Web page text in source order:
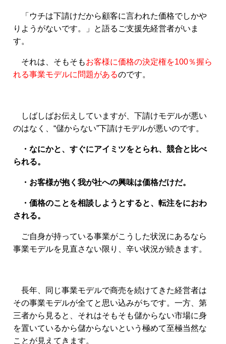
「ウチは下請けだから顧客に言われた価格でしかや
りようがないです。」と語るご支援先経営者がいま
す。
それは、そもそもお客様に価格の決定権を100％握ら
れる事業モデルに問題があるのです。
しばしばお伝えしていますが、下請けモデルが悪い
のはなく、“儲からない”下請けモデルが悪いのです。
・なにかと、すぐにアイミツをとられ、競合と比べ
られる。
・お客様が抱く我が社への興味は価格だけだ。
・価格のことを相談しようとすると、転注をにおわ
される。
ご自身が持っている事業がこうした状況にあるなら
事業モデルを見直さない限り、辛い状況が続きます。
長年、同じ事業モデルで商売を続けてきた経営者は
その事業モデルが全てと思い込みがちです。一方、第
三者から見ると、それはそもそも儲からない市場に身
を置いているから儲からないという極めて至極当然な
ことが見えてきます。